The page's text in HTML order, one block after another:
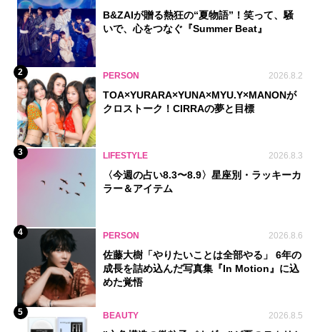
B&ZAIが贈る熱狂の“夏物語”！笑って、騒
いで、心をつなぐ『Summer Beat』
2 PERSON 2026.8.2
TOA×YURARA×YUNA×MYU.Y×MANONが
クロストーク！CIRRAの夢と目標
3 LIFESTYLE 2026.8.3
〈今週の占い8.3〜8.9〉星座別・ラッキーカ
ラー＆アイテム
4 PERSON 2026.8.6
佐藤大樹「やりたいことは全部やる」 6年の
成長を詰め込んだ写真集『In Motion』に込
めた覚悟
5 BEAUTY 2026.8.5